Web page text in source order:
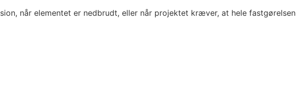
når elementet er nedbrudt, eller når projektet kræver, at hele fastgørelsen